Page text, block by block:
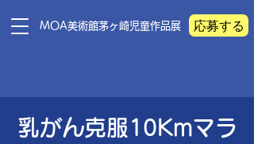
​MOA美術館茅ヶ崎児童作品展 応募する
乳がん克服10Kmマラ